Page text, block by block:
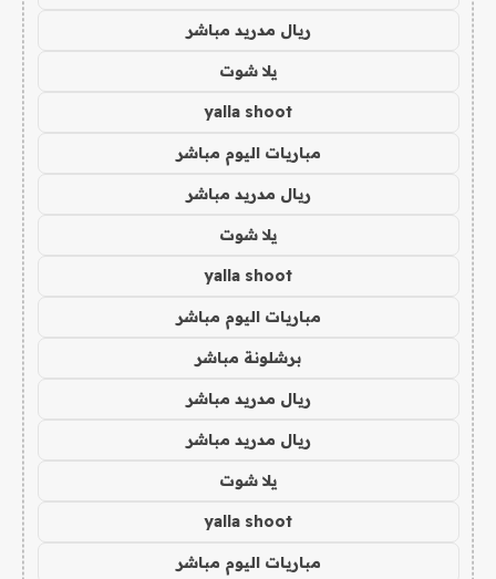
ريال مدريد مباشر
يلا شوت
yalla shoot
مباريات اليوم مباشر
ريال مدريد مباشر
يلا شوت
yalla shoot
مباريات اليوم مباشر
برشلونة مباشر
ريال مدريد مباشر
ريال مدريد مباشر
يلا شوت
yalla shoot
مباريات اليوم مباشر